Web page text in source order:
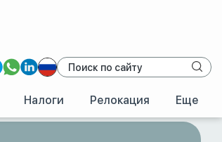
Налоги Релокация Еще